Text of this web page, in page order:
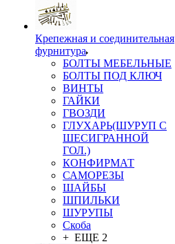
Крепежная и соединительная
фурнитура
БОЛТЫ МЕБЕЛЬНЫЕ
БОЛТЫ ПОД КЛЮЧ
ВИНТЫ
ГАЙКИ
ГВОЗДИ
ГЛУХАРЬ(ШУРУП С
ШЕСИГРАННОЙ
ГОЛ.)
КОНФИРМАТ
САМОРЕЗЫ
ШАЙБЫ
ШПИЛЬКИ
ШУРУПЫ
Скоба
+ ЕЩЕ 2